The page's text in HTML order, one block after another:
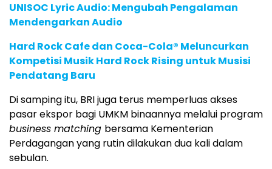
UNISOC Lyric Audio: Mengubah Pengalaman
Mendengarkan Audio
Hard Rock Cafe dan Coca-Cola® Meluncurkan
Kompetisi Musik Hard Rock Rising untuk Musisi
Pendatang Baru
Di samping itu, BRI juga terus memperluas akses
pasar ekspor bagi UMKM binaannya melalui program
business matching bersama Kementerian
Perdagangan yang rutin dilakukan dua kali dalam
sebulan.